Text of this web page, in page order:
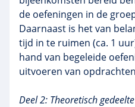
de oefeningen in de
Daarnaast is het van
tijd in te ruimen (ca. 1
hand van begeleide
uitvoeren van
Deel 2: Theoretisch gedeelte